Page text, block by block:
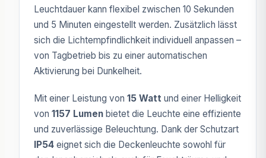
Leuchtdauer kann flexibel zwischen 10 Sekunden
und 5 Minuten eingestellt werden. Zusätzlich lässt
sich die Lichtempfindlichkeit individuell anpassen –
von Tagbetrieb bis zu einer automatischen
Aktivierung bei Dunkelheit.
Mit einer Leistung von 15 Watt und einer Helligkeit
von 1157 Lumen bietet die Leuchte eine effiziente
und zuverlässige Beleuchtung. Dank der Schutzart
IP54 eignet sich die Deckenleuchte sowohl für